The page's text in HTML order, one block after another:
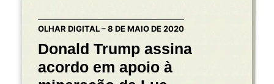
OLHAR DIGITAL – 8 DE MAIO DE 2020
Donald Trump assina
acordo em apoio à